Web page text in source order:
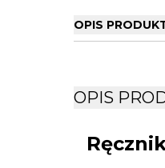
OPIS
OPIS